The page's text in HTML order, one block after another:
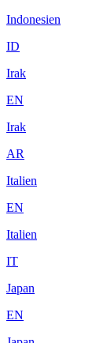
Indonesien
ID
Irak
EN
Irak
AR
Italien
EN
Italien
IT
Japan
EN